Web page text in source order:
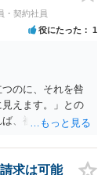
・契約社員
役にたった 1
のに、それを咎
えます。」との
、被告の主張が
んと言えば終わ
求は可能